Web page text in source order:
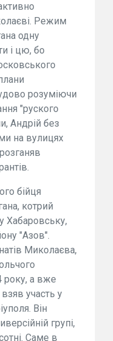
Режим
одну
і цю, бо
розуміючи
"руского
Андрій без
на вулицях
бійця
котрий
Хабаровську,
"Азов".
Миколаєва,
року, а вже
участь у
Він
групі,
Саме в